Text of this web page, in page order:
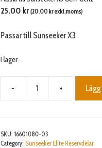
25.00 kr (20.00 krexkl.moms)
Passar till Sunseeker X3
I lager
-
pressure
plate
mängd
+
SKU: 16601080-03
Category: Sunseeker Elite Reservdelar